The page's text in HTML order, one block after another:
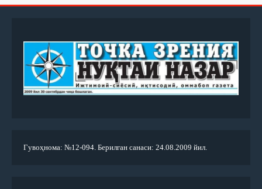
Гувоҳнома: №12-094. Берилган санаси: 24.08.2009 йил.